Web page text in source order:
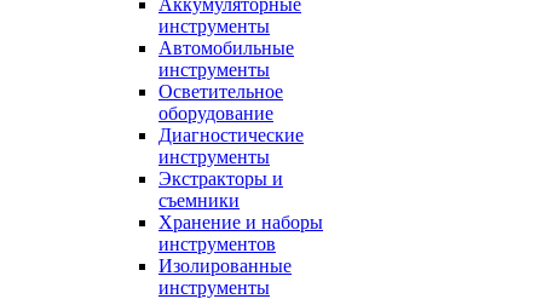
Аккумуляторные
инструменты
Автомобильные
инструменты
Осветительное
оборудование
Диагностические
инструменты
Экстракторы и
съемники
Хранение и наборы
инструментов
Изолированные
инструменты